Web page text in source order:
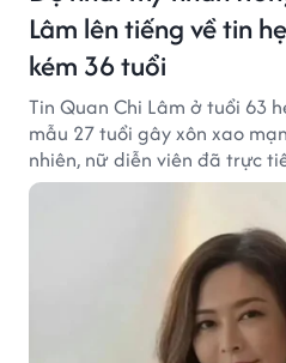
Lâm lên tiếng về tin
kém 36 tuổi
Tin Quan Chi Lâm ở tuổi 63
mẫu 27 tuổi gây xôn xao
nhiên, nữ diễn viên đã trực
này.